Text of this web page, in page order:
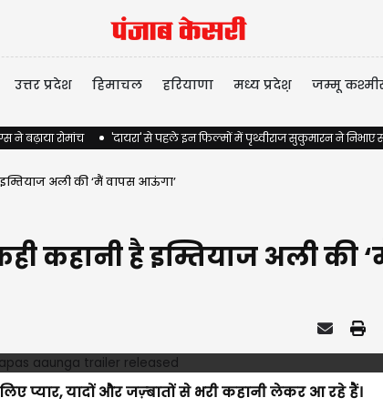
उत्तर प्रदेश हिमाचल हरियाणा मध्य प्रदेश़ जम्मू
ने बढ़ाया रोमांच 'दायरा' से पहले इन फिल्मों में पृथ्वीराज सुकुमारन ने
अली की ‘मैं वापस आऊंगा’
कहानी है इम्तियाज अली की
प्यार, यादों और जज़्बातों से भरी कहानी लेकर आ रहे हैं।